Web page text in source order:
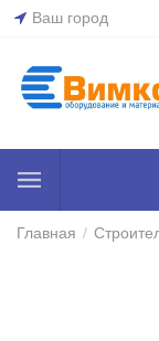
Ваш город
Главная /